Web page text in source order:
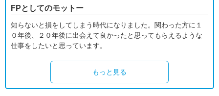
FPとしてのモットー
知らないと損をしてしまう時代になりました。関わった方に１
０年後、２０年後に出会えて良かったと思ってもらえるような
仕事をしたいと思っています。
もっと見る